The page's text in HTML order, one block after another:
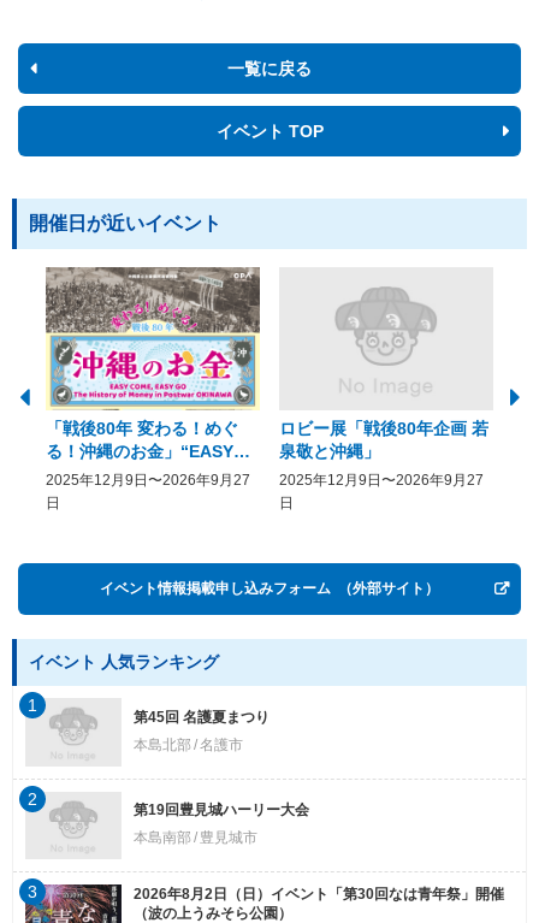
一覧に戻る
イベント TOP
開催日が近いイベント
「戦後80年 変わる！めぐ
る！沖縄のお金」“EASY
COME, EASY GO － The
History of Money in
2025年12月9日〜2026年9月27
日
ロビー展「戦後80年企画 若
泉敬と沖縄」
2025年12月9日〜2026年9月27
日
イベント情報掲載申し込みフォーム （外部サイト）
イベント 人気ランキング
第45回 名護夏まつり
本島北部 名護市
1
第19回豊見城ハーリー大会
本島南部
豊見城市
2
2026年8月2日（日）イベント「第30回なは青年祭」開催
（波の上うみそら公園）
3